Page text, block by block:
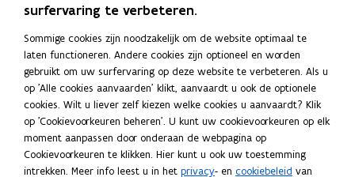
Onroerende voorheffing
jaarlijkse belasting op onroerende goederen
voor eigenaars
Deel deze pagina
L
K
surfervaring te verbeteren.
Sommige cookies zijn noodzakelijk om de website optimaal te
laten functioneren. Andere cookies zijn optioneel en worden
gebruikt om uw surfervaring op deze website te verbeteren. Als u
op 'Alle cookies aanvaarden' klikt, aanvaardt u ook de optionele
cookies. Wilt u liever zelf kiezen welke cookies u aanvaardt? Klik
op 'Cookievoorkeuren beheren'. U kunt uw cookievoorkeuren op elk
moment aanpassen door onderaan de webpagina op
Cookievoorkeuren te klikken. Hier kunt u ook uw toestemming
intrekken. Meer info leest u in het privacy- en cookiebeleid van